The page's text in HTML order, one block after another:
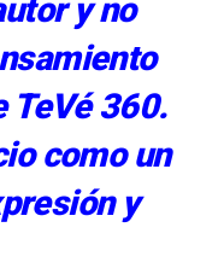
y no
TeVé 360.
como un
y